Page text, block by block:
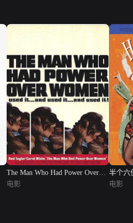
The Man Who Had Power Over
Women
电影
半个六
电影